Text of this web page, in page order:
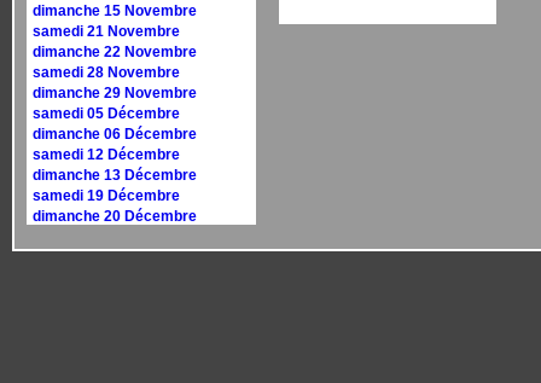
dimanche 15 Novembre
samedi 21 Novembre
dimanche 22 Novembre
samedi 28 Novembre
dimanche 29 Novembre
samedi 05 Décembre
dimanche 06 Décembre
samedi 12 Décembre
dimanche 13 Décembre
samedi 19 Décembre
dimanche 20 Décembre